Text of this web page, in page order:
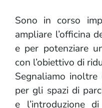
Sono in corso
ampliare l’officina
e per potenziare
con l’obiettivo di
Segnaliamo
per gli spazi di
e l’introduzione